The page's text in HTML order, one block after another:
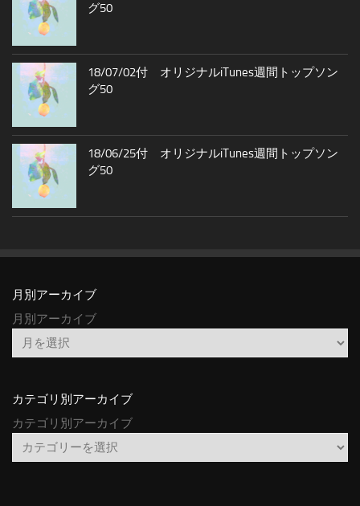
グ50
18/07/02付 オリジナルiTunes週間トップソン
グ50
18/06/25付 オリジナルiTunes週間トップソン
グ50
月別アーカイブ
月別アーカイブ
カテゴリ別アーカイブ
カテゴリ別アーカイブ